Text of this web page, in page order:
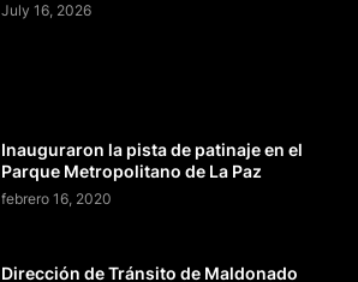
July 16, 2026
Inauguraron la pista de patinaje en el
Parque Metropolitano de La Paz
febrero 16, 2020
Dirección de Tránsito de Maldonado